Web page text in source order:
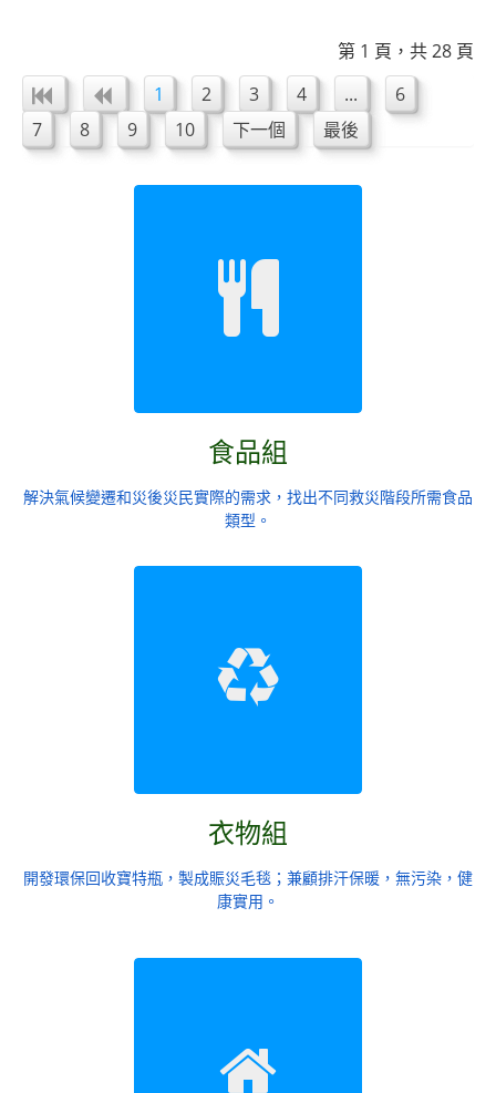
第 1 頁，共 28 頁
1
2 3 4 ...
6
7
8 9 10 下一個 最後
食品組
解決氣候變遷和災後災民實際的需求，找出不同救災階段所需食品
類型。
衣物組
開發環保回收寶特瓶，製成賑災毛毯；兼顧排汗保暖，無污染，健
康實用。